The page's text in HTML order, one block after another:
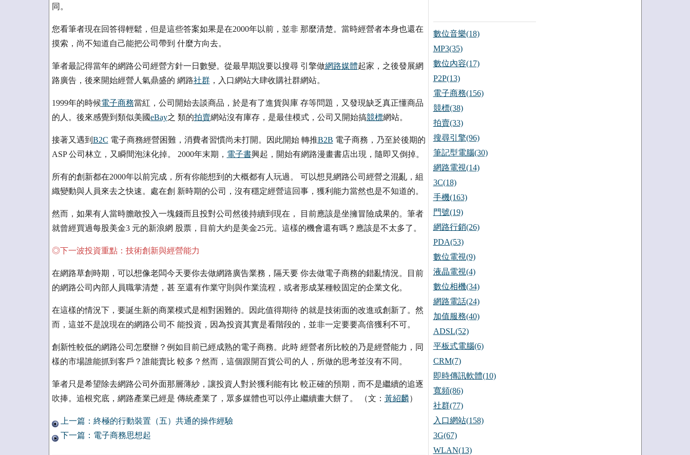
同。
您看筆者現在回答得輕鬆，但是這些答案如果是在2000年以前，並非 那麼清楚。當時經營者本身也還在
摸索，尚不知道自己能把公司帶到 什麼方向去。
筆者最記得當年的網路公司經營方針一日數變。從最早期說要以搜尋 引擎做網路媒體起家，之後發展網
路廣告，後來開始經營人氣鼎盛的 網路社群，入口網站大肆收購社群網站。
1999年的時候電子商務當紅，公司開始去談商品，於是有了進貨與庫 存等問題，又發現缺乏真正懂商品
的人。後來感覺到類似美國eBay之 類的拍賣網站沒有庫存，是最佳模式，公司又開始搞競標網站。
接著又遇到 B2C 電子商務經營困難，消費者習慣尚未打開。因此開始 轉推B2B 電子商務，乃至於後期的
ASP 公司林立，又瞬間泡沫化掉。 2000年末期， 電子書興起，開始有網路漫畫書店出現，隨即又倒掉。
所有的創新都在2000年以前完成，所有你能想到的大概都有人玩過。 可以想見網路公司經營之混亂，組
織變動與人員來去之快速。處在創 新時期的公司，沒有穩定經營這回事，獲利能力當然也是不知道的。
然而，如果有人當時膽敢投入一塊錢而且投對公司然後持續到現在， 目前應該是坐擁冒險成果的。筆者
就曾經買過每股美金3 元的新浪網 股票，目前大約是美金25元。這樣的機會還有嗎？應該是不太多了。
◎下一波投資重點：技術創新與經營能力
在網路草創時期，可以想像老闆今天要你去做網路廣告業務，隔天要 你去做電子商務的錯亂情況。目前
的網路公司內部人員職掌清楚，甚 至還有作業守則與作業流程，或者形成某種較固定的企業文化。
在這樣的情況下，要誕生新的商業模式是相對困難的。因此值得期待 的就是技術面的改進或創新了。然
而，這並不是說現在的網路公司不 能投資，因為投資其實是看階段的，並非一定要要高倍獲利不可。
創新性較低的網路公司怎麼辦？例如目前已經成熟的電子商務。此時 經營者所比較的乃是經營能力，同
樣的市場誰能抓到客戶？誰能賣比 較多？然而，這個跟開百貨公司的人，所做的思考並沒有不同。
筆者只是希望除去網路公司外面那層薄紗，讓投資人對於獲利能有比 較正確的預期，而不是繼續的追逐
吹捧。追根究底，網路產業已經是 傳統產業了，眾多媒體也可以停止繼續畫大餅了。 （文： 黃紹麟）
上一篇：終極的行動裝置（五）共通的操作經驗
下一篇：電子商務思想起
數位音樂(18)
MP3(35)
數位內容(17)
P2P(13)
電子商務(156)
競標(38)
拍賣(33)
搜尋引擎(96)
筆記型電腦(30)
網路電視(14)
3C(18)
手機(163)
門號(19)
網路行銷(26)
PDA(53)
數位電視(9)
液晶電視(4)
數位相機(34)
網路電話(24)
加值服務(40)
ADSL(52)
平板式電腦(6)
CRM(7)
即時傳訊軟體(10)
寬頻(86)
社群(77)
入口網站(158)
3G(67)
WLAN(13)